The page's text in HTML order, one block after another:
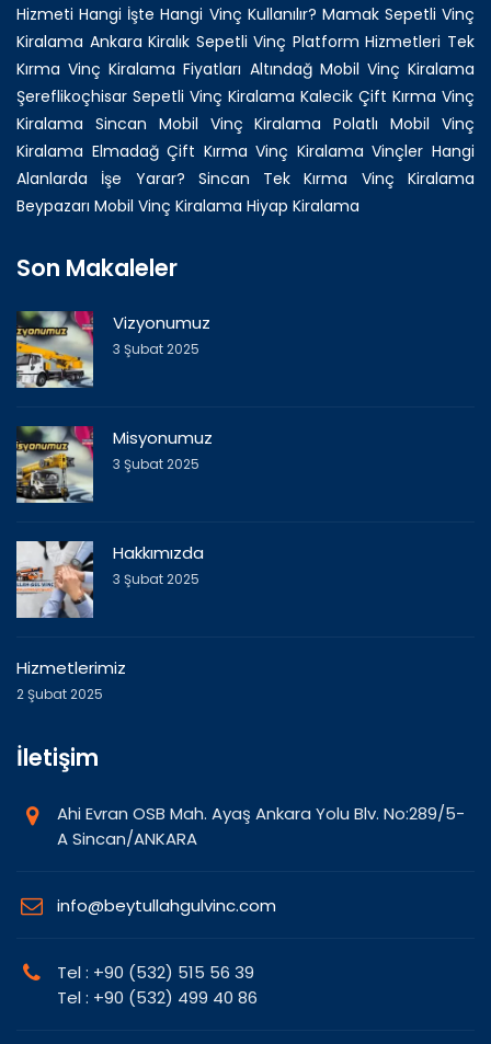
Hizmeti Hangi İşte Hangi Vinç Kullanılır? Mamak Sepetli Vinç
Kiralama Ankara Kiralık Sepetli Vinç Platform Hizmetleri Tek
Kırma Vinç Kiralama Fiyatları Altındağ Mobil Vinç Kiralama
Şereflikoçhisar Sepetli Vinç Kiralama Kalecik Çift Kırma Vinç
Kiralama Sincan Mobil Vinç Kiralama
Polatlı Mobil Vinç
Kiralama Elmadağ Çift Kırma Vinç Kiralama Vinçler Hangi
Alanlarda İşe Yarar?
Sincan Tek Kırma Vinç Kiralama
Beypazarı Mobil Vinç Kiralama Hiyap Kiralama
Son Makaleler
Vizyonumuz
3 Şubat 2025
Misyonumuz
3 Şubat 2025
Hakkımızda
3 Şubat 2025
Hizmetlerimiz
2 Şubat 2025
İletişim
Ahi Evran OSB Mah. Ayaş Ankara Yolu Blv. No:289/5-
A Sincan/ANKARA
info@beytullahgulvinc.com
Tel : +90 (532) 515 56 39
Tel : +90 (532) 499 40 86